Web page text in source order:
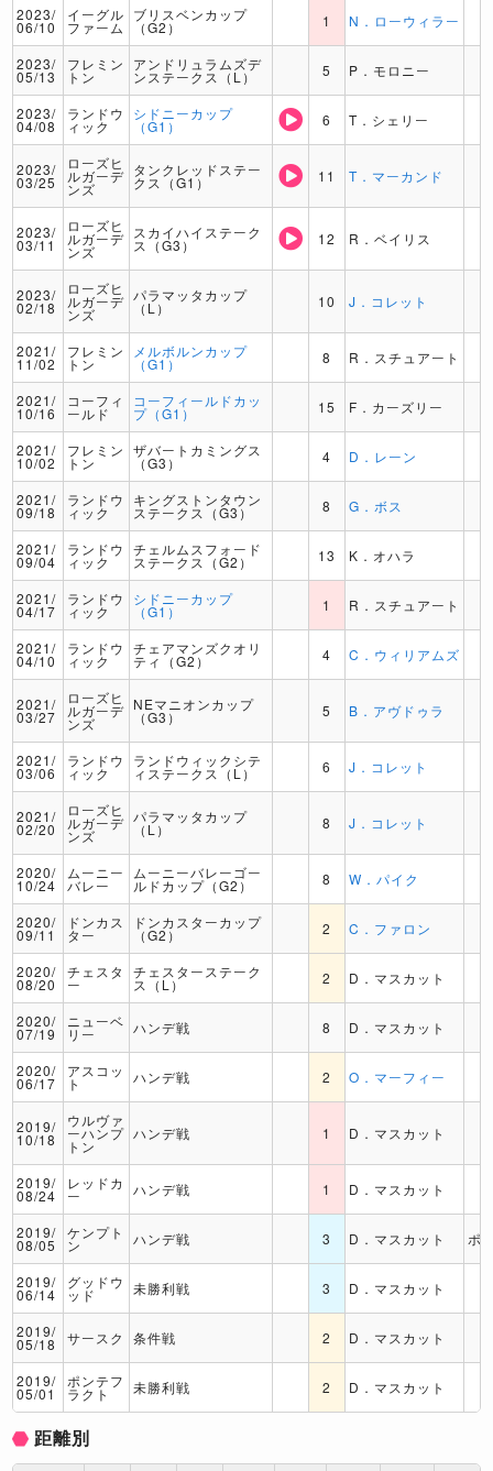
2023/
06/10
イーグル
ファーム
ブリスベンカップ
（G2） 1 N．ローウィラー
2023/
05/13
フレミン
トン
アンドリュラムズデ
ンステークス（L） 5 P．モロニー
2023/
04/08
ランドウ
ィック
シドニーカップ
（G1） 6 T．シェリー
2023/
03/25
ローズヒ
ルガーデ
ンズ
タンクレッドステー
クス（G1） 11 T．マーカンド
2023/
03/11
ローズヒ
ルガーデ
ンズ
スカイハイステーク
ス（G3） 12 R．ベイリス
2023/
02/18
ローズヒ
ルガーデ
ンズ
パラマッタカップ
（L） 10 J．コレット
2021/
11/02
フレミン
トン
メルボルンカップ
（G1） 8 R．スチュアート
2021/
10/16
コーフィ
ールド
コーフィールドカッ
プ（G1） 15 F．カーズリー
2021/
10/02
フレミン
トン
ザバートカミングス
（G3） 4 D．レーン
2021/
09/18
ランドウ
ィック
キングストンタウン
ステークス（G3） 8 G．ボス
2021/
09/04
ランドウ
ィック
チェルムスフォード
ステークス（G2） 13 K．オハラ
2021/
04/17
ランドウ
ィック
シドニーカップ
（G1） 1 R．スチュアート
2021/
04/10
ランドウ
ィック
チェアマンズクオリ
ティ（G2） 4 C．ウィリアムズ
2021/
03/27
ローズヒ
ルガーデ
ンズ
NEマニオンカップ
（G3） 5 B．アヴドゥラ
2021/
03/06
ランドウ
ィック
ランドウィックシテ
ィステークス（L） 6 J．コレット
2021/
02/20
ローズヒ
ルガーデ
ンズ
パラマッタカップ
（L） 8 J．コレット
2020/
10/24
ムーニー
バレー
ムーニーバレーゴー
ルドカップ（G2） 8 W．パイク
2020/
09/11
ドンカス
ター
ドンカスターカップ
（G2） 2 C．ファロン
2020/
08/20
チェスタ
ー
チェスターステーク
ス（L） 2 D．マスカット
2020/
07/19
ニューベ
リー ハンデ戦 8 D．マスカット
2020/
06/17
アスコッ
ト ハンデ戦 2 O．マーフィー
2019/
10/18
ウルヴァ
ーハンプ
トン
ハンデ戦 1 D．マスカット
2019/
08/24
レッドカ
ー ハンデ戦 1 D．マスカット
2019/
08/05
ケンプト
ン ハンデ戦 3 D．マスカット ポ
2019/
06/14
グッドウ
ッド 未勝利戦 3 D．マスカット
2019/
05/18 サースク 条件戦 2 D．マスカット
2019/
05/01
ポンテフ
ラクト 未勝利戦 2 D．マスカット
距離別